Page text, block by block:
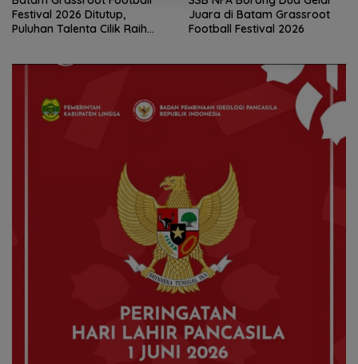
Festival 2026 Ditutup,
Puluhan Talenta Cilik Raih
Juara di Batam Grassroot
Football Festival 2026